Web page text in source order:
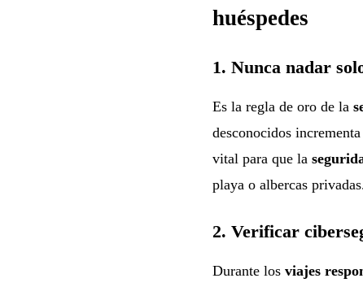
huéspedes
1. Nunca nadar
Es la regla de oro de la
desconocidos
vital para que la
playa o albercas
2. Verificar
Durante los viajes